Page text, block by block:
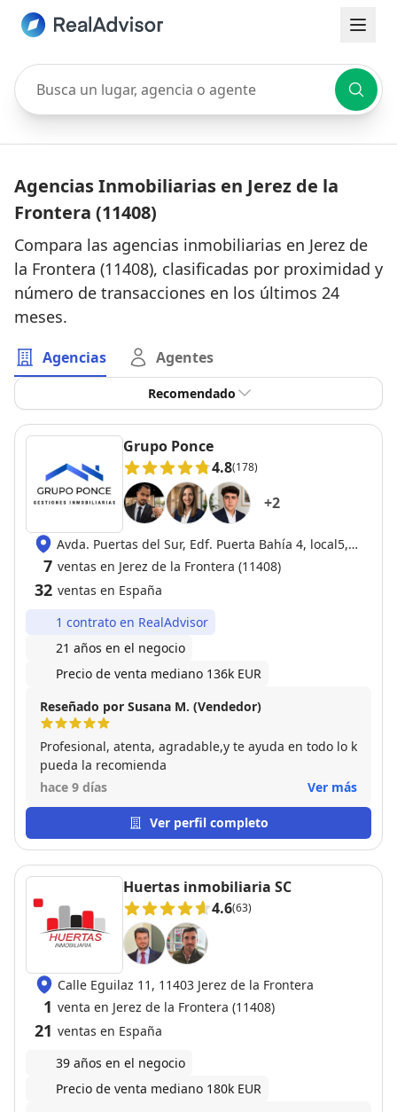
Busca un lugar, agencia o agente
Agencias Inmobiliarias en Jerez de la
Frontera (11408)
Compara las agencias inmobiliarias en Jerez de
la Frontera (11408), clasificadas por proximidad y
número de transacciones en los últimos 24
meses.
Agencias Agentes
Recomendado
Grupo Ponce
4.8(178)
+2
Avda. Puertas del Sur, Edf. Puerta Bahía 4, local5,
11408 Jerez de la Frontera
7 ventas en Jerez de la Frontera (11408)
32 ventas en España
1 contrato en RealAdvisor
21 años en el negocio
Precio de venta mediano 136k EUR
Reseñado por Susana M. (Vendedor)
Profesional, atenta, agradable,y te ayuda en todo lo k
pueda la recomienda
hace 9 días
Ver más
Ver perfil completo
Huertas inmobiliaria SC
4.6(63)
Calle Eguilaz 11, 11403 Jerez de la Frontera
1 venta en Jerez de la Frontera (11408)
21 ventas en España
39 años en el negocio
Precio de venta mediano 180k EUR